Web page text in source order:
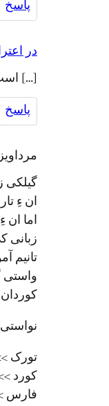
پاسخ
در
[…]
پاسخ
گیلکی
ان ءِ
اما ان
زبانی
تانیم
واستی
تورک
کورد
فارس